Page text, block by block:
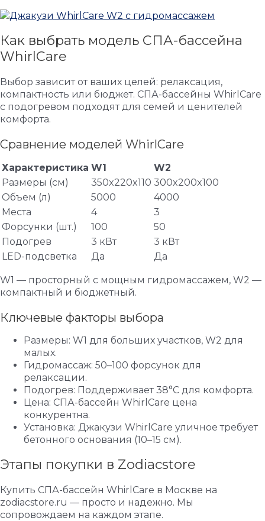
Как выбрать модель СПА-бассейна
WhirlCare
Выбор зависит от ваших целей: релаксация,
компактность или бюджет. СПА-бассейны WhirlCare
с подогревом подходят для семей и ценителей
комфорта.
Сравнение моделей WhirlCare
Характеристика W1
W2
Размеры (см)
350x220x110 300x200x100
Объем (л)
5000
4000
Места
4
3
Форсунки (шт.)
100
50
Подогрев
3 кВт
3 кВт
LED-подсветка
Да Да
W1 — просторный с мощным гидромассажем, W2 —
компактный и бюджетный.
Ключевые факторы выбора
Размеры: W1 для больших участков, W2 для
малых.
Гидромассаж: 50–100 форсунок для
релаксации.
Подогрев: Поддерживает 38°C для комфорта.
Цена: СПА-бассейн WhirlCare цена
конкурентна.
Установка: Джакузи WhirlCare уличное требует
бетонного основания (10–15 см).
Этапы покупки в Zodiacstore
Купить СПА-бассейн WhirlCare в Москве на
zodiacstore.ru — просто и надежно. Мы
сопровождаем на каждом этапе.